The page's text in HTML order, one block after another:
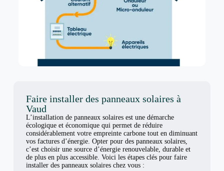
Faire installer des panneaux solaires à
Vaud
L’installation de panneaux solaires est une démarche
écologique et économique qui permet de réduire
considérablement votre empreinte carbone tout en diminuant
vos factures d’énergie. Opter pour des panneaux solaires,
c’est choisir une source d’énergie renouvelable, durable et
de plus en plus accessible. Voici les étapes clés pour faire
installer des panneaux solaires chez vous :